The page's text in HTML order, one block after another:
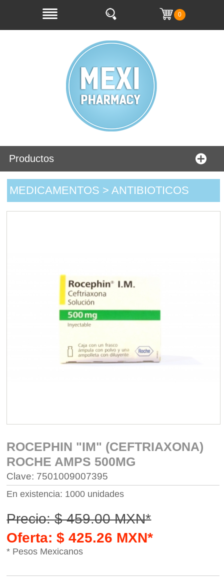
0
Productos
MEDICAMENTOS > ANTIBIOTICOS
ROCEPHIN "IM" (CEFTRIAXONA)
ROCHE AMPS 500MG
Clave: 7501009007395
En existencia: 1000 unidades
Precio: $ 459.00 MXN*
Oferta: $ 425.26 MXN*
* Pesos Mexicanos